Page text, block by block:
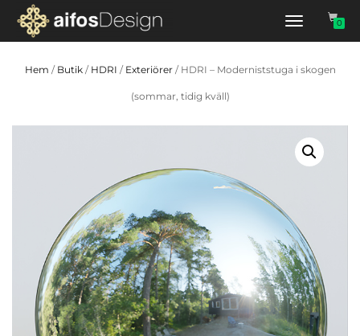
Slå
0
Hem / Butik/ HDRI / Exteriörer/ HDRI – Moderniststuga i skogen
(sommar, tidig kväll)